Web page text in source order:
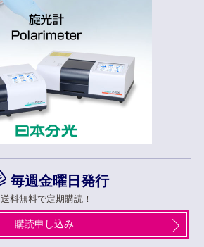
毎週金曜日発行
送料無料で定期購読！
購読申し込み